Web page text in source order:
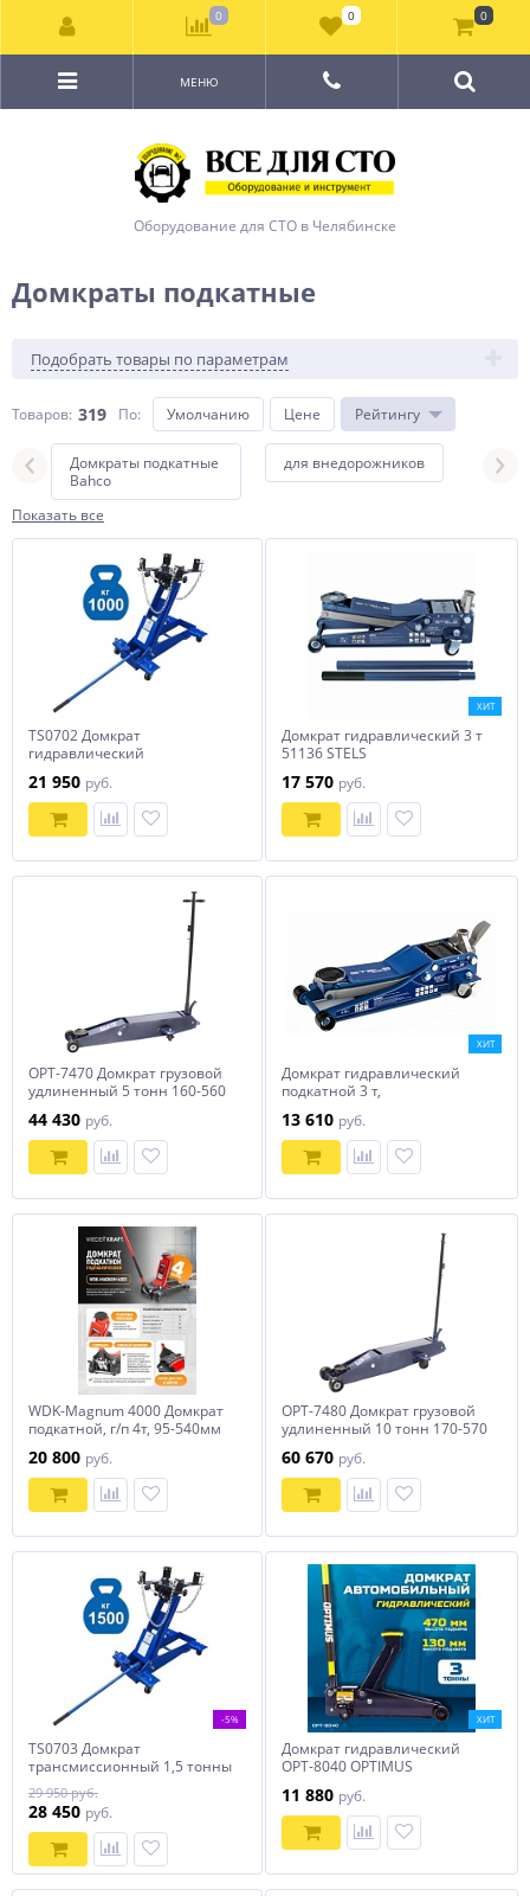
Оборудование для СТО в Челябинске
МЕНЮ
Домкраты подкатные
Подобрать товары по параметрам
Товаров: 319 По: Умолчанию Цене Рейтингу
Домкраты подкатные
Bahco
для внедорожников
Показать все
TS0702 Домкрат
гидравлический
21 950 руб.
ХИТ
Домкрат гидравлический 3 т
51136 STELS
17 570 руб.
OPT-7470 Домкрат грузовой
удлиненный 5 тонн 160-560
44 430 руб.
ХИТ
Домкрат гидравлический
подкатной 3 т,
51137
13 610 руб.
WDK-Magnum 4000 Домкрат
подкатной, г/п 4т, 95-540мм
20 800 руб.
OPT-7480 Домкрат грузовой
удлиненный 10 тонн 170-570
60 670 руб.
-5%
TS0703 Домкрат
трансмиссионный 1,5 тонны
29 950 руб.
28 450 руб.
ХИТ
Домкрат гидравлический
OPT-8040 OPTIMUS
11 880 руб.
0 0 0